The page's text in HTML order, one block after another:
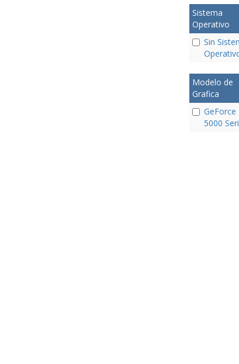
Sistema
Operativo
Sin
Modelo de
Grafica
GeForce
5000